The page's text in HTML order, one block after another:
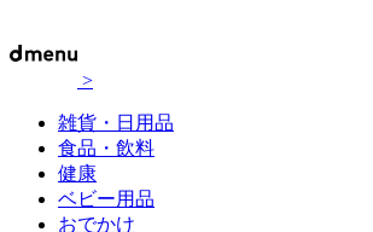
>
雑貨・日用品
食品・飲料
健康
ベビー用品
おでかけ